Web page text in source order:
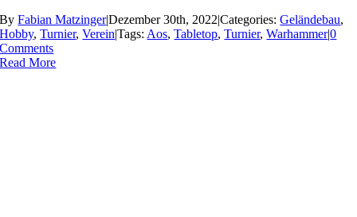
ByFabian Matzinger|Dezember 30th, 2022|Categories:Geländebau,
Hobby,Turnier,Verein|Tags: Aos,Tabletop,Turnier,Warhammer|0
Comments
Read More